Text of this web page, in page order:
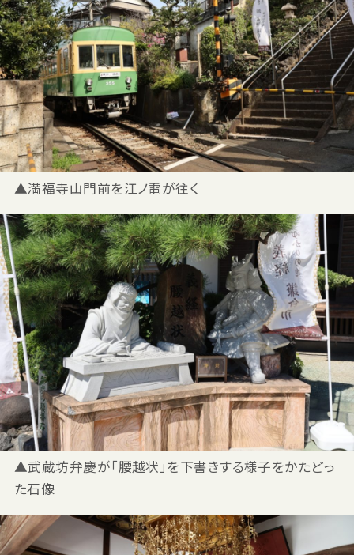
▲満福寺山門前を江ノ電が往く
▲武蔵坊弁慶が「腰越状」を下書きする様子をかたどっ
た石像